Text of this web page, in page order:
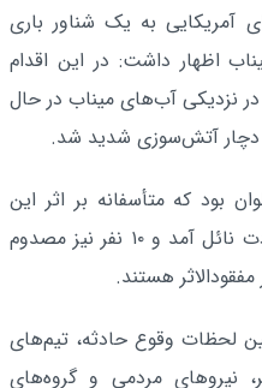
آمریکایی به یک شناور باری
اظهار داشت: در این اقدام
در نزدیکی آب‌های میناب در حال
و دچار آتش‌سوزی شدید شد.
این شناور حامل ۱۵ ملوان بود که متأسفانه بر اثر این
حادثه، یک نفر به درجه رفیع شهادت نائل آمد و ۱۰ نفر نیز مصدوم
لحظات وقوع حادثه، تیم‌های
نیروهای مردمی و گروه‌های